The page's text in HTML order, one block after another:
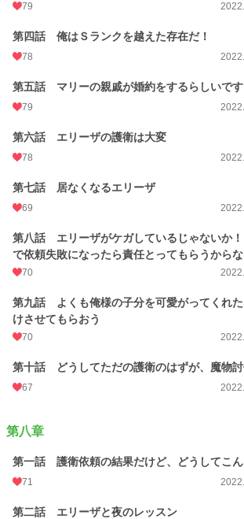
79
第四話 俺はＳランクを越えた存在だ！
78
第五話 マリーの親戚が婚約をするらしいです
79
第六話 エリーザの護衛は大変
78
第七話 居なくなるエリーザ
69
第八話 エリーザがケガしているじゃないか
で依頼失敗になったら責任とってもらうからな
70
第九話 よくも俺様の子分を可愛がってくれ
けさせてもらおう
70
第十話 どうしてただの護衛のはずが、魔物討
67
第八章
第一話 護衛依頼の結果だけど、どうしてこん
71
第二話 エリーザと夜のレッスン